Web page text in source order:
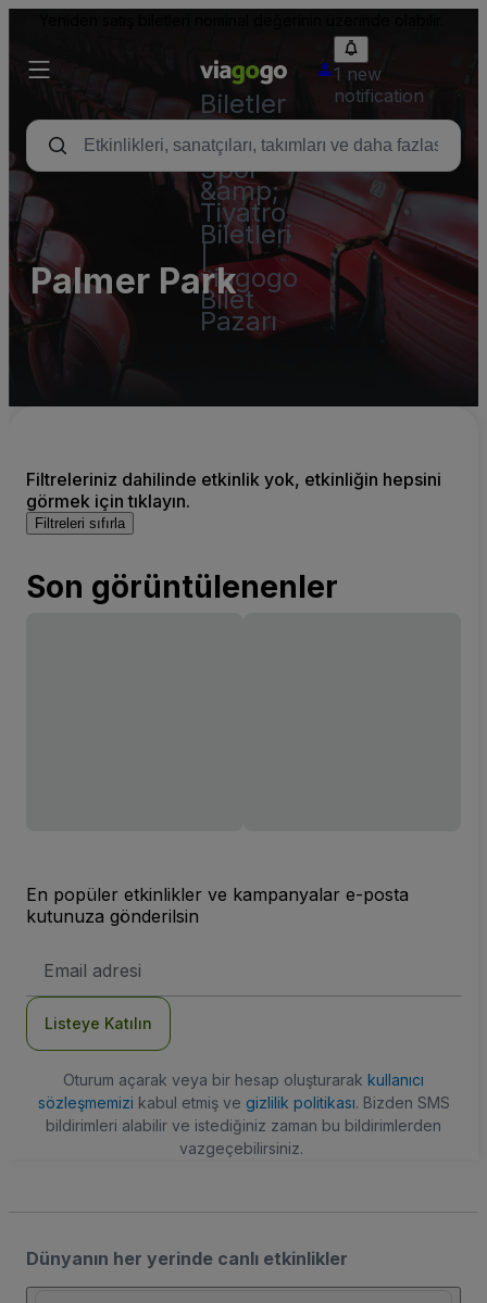
Biletler
-
Konser,
Spor
&amp;
Tiyatro
Biletleri
viagogo
Bilet
Pazarı
1 new
notification
Palmer Park
Filtreleriniz dahilinde etkinlik yok, etkinliğin hepsini
görmek için tıklayın.
Filtreleri sıfırla
Son görüntülenenler
En popüler etkinlikler ve kampanyalar e-posta
kutunuza gönderilsin
posta
Listeye Katılın
Oturum açarak veya bir hesap oluşturarak kullanıcı
sözleşmemizi kabul etmiş ve gizlilik politikası. Bizden SMS
bildirimleri alabilir ve istediğiniz zaman bu bildirimlerden
vazgeçebilirsiniz.
Dünyanın her yerinde canlı etkinlikler